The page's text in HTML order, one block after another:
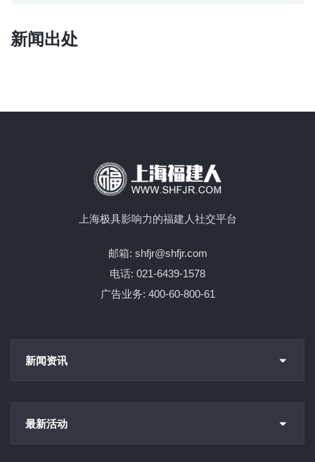
新闻出处
上海极具影响力的福建人社交平台
邮箱: shfjr@shfjr.com
电话: 021-6439-1578
广告业务: 400-60-800-61
新闻资讯
最新活动